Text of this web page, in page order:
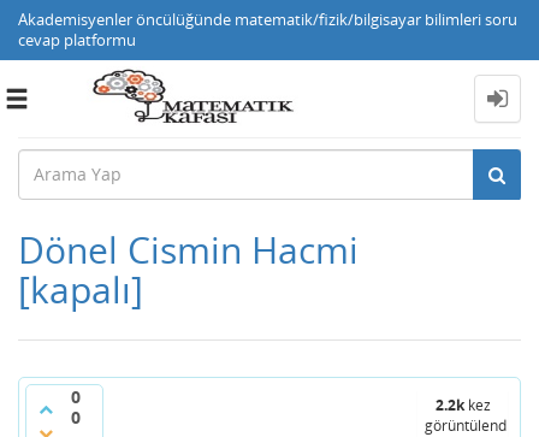
Akademisyenler öncülüğünde matematik/fizik/bilgisayar bilimleri soru
cevap platformu
Toggle
Dönel Cismin Hacmi
[kapalı]
0
0
2.2kkez
görüntülendi